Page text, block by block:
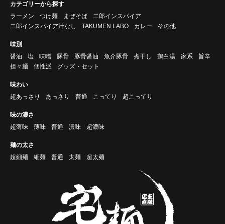
カテゴリーから探す
ラーメン
つけ麺 まぜそば
二郎インスパイア
二郎インスパイア汁なし
TAKUMEN LABO カレー その他
味別
醤油
塩 味噌 豚骨 豚骨醤油 魚介豚骨 煮干し 鶏白湯 家系
旨辛
担々麺
個性派 グッズ・セット
味わい
超あっさり
あっさり 普通 こってり 超こってり
味の濃さ
超薄味
薄味 普通 濃味 超濃味
麺の太さ
超細麺
細麺 普通 太麺 超太麺